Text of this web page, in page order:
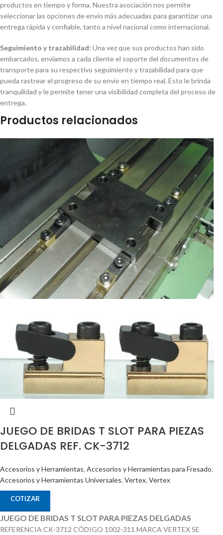
productos en tiempo y forma. Nuestra asociación nos permite
seleccionar las opciones de envío más adecuadas para garantizar una
entrega rápida y confiable, tanto a nivel nacional como internacional.
Seguimiento y trazabilidad: Una vez que sus productos han sido
embarcados, enviamos a cada cliente el soporte del documentos de
transporte para su respectivo seguimiento y trazabilidad para que
pueda rastrear el progreso de su envío en tiempo real. Esto le brinda
tranquilidad y le permite tener una visibilidad completa del proceso de
entrega.
Productos relacionados
JUEGO DE BRIDAS T SLOT PARA PIEZAS
DELGADAS REF. CK-3712
Accesorios y Herramientas, Accesorios y Herramientas para Fresado,
Accesorios y Herramientas Universales, Vertex, Vertex
COTIZAR
JUEGO DE BRIDAS T SLOT PARA PIEZAS DELGADAS
REFERENCIA CK-3712 CÓDIGO 1002-311 MARCA VERTEX SE